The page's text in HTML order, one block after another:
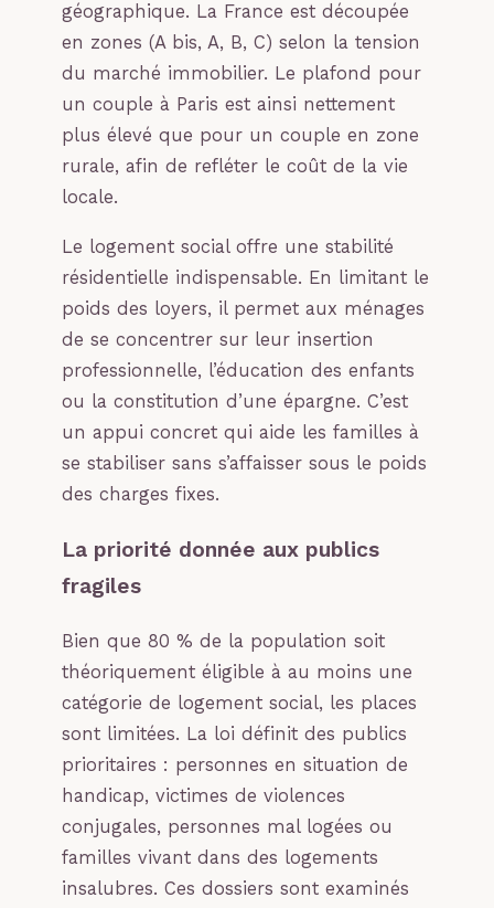
géographique. La France est découpée
en zones (A bis, A, B, C) selon la tension
du marché immobilier. Le plafond pour
un couple à Paris est ainsi nettement
plus élevé que pour un couple en zone
rurale, afin de refléter le coût de la vie
locale.
Le logement social offre une stabilité
résidentielle indispensable. En limitant le
poids des loyers, il permet aux ménages
de se concentrer sur leur insertion
professionnelle, l’éducation des enfants
ou la constitution d’une épargne. C’est
un appui concret qui aide les familles à
se stabiliser sans s’affaisser sous le poids
des charges fixes.
La priorité donnée aux publics
fragiles
Bien que 80 % de la population soit
théoriquement éligible à au moins une
catégorie de logement social, les places
sont limitées. La loi définit des publics
prioritaires : personnes en situation de
handicap, victimes de violences
conjugales, personnes mal logées ou
familles vivant dans des logements
insalubres. Ces dossiers sont examinés